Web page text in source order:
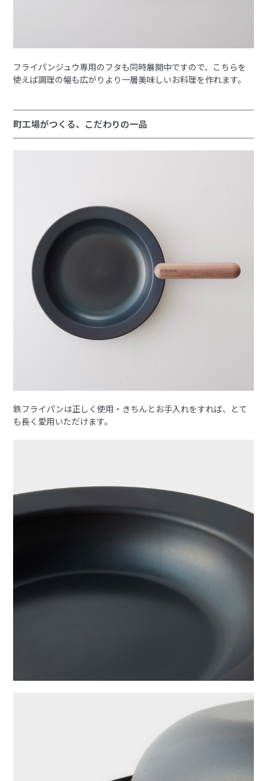
フライパンジュウ専用のフタも同時展開中ですので、こちらを
使えば調理の幅も広がりより一層美味しいお料理を作れます。
町工場がつくる、こだわりの一品
鉄フライパンは正しく使用・きちんとお手入れをすれば、とて
も長く愛用いただけます。